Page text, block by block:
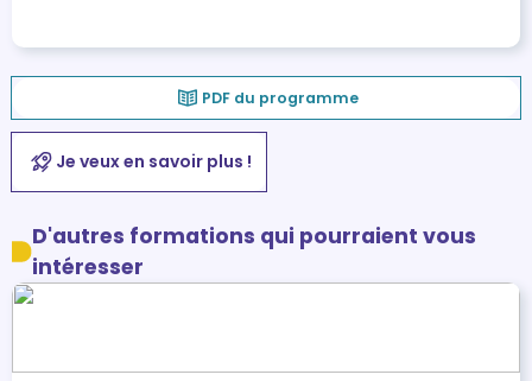
PDF du programme
Je veux en savoir plus !
D'autres formations qui pourraient vous
intéresser